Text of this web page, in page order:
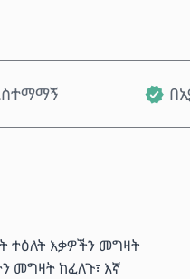
ተዕለት እቃዎችን መግዛት
መግዛት ከፈለጉ፣ እኛ